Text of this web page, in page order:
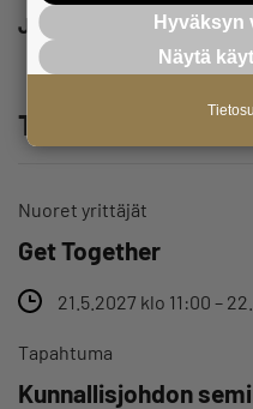
Jaa
Tutustu myös
Nuoret yrittäjät
Get Together
21.5.2027 klo 11:00 –
Tapahtuma
Kunnallisjohdon
Hyväksyn
Näytä